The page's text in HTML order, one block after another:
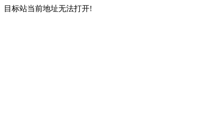
目标站当前地址无法打开!